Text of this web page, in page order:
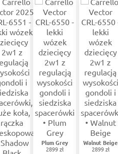
Plum Grey
2899 zł
Walnut Beige
2899 zł